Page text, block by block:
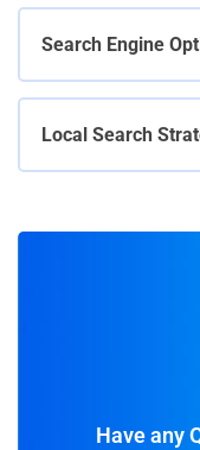
Search Engine
Local Search
Have any